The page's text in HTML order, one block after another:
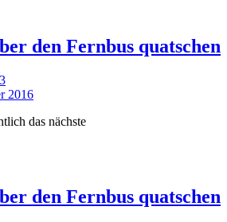
den Fernbus quatschen
2016
das nächste
den Fernbus quatschen